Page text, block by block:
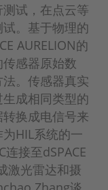
试，在点云等
。基于物理的
AURELION的
感器原始数
。传感器真实
成相同类型的
换成电信号来
HIL系统的一
接至dSPACE
激光雷达和摄